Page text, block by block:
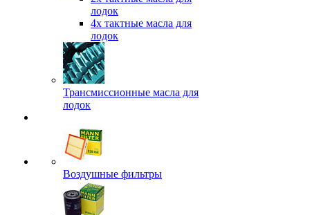
лодок
4х тактные масла для
лодок
Трансмиссионные масла для
лодок
Воздушные фильтры